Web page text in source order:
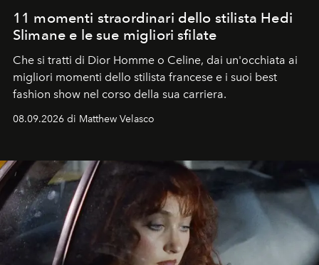
11 momenti straordinari dello stilista Hedi
Slimane e le sue migliori sfilate
Che si tratti di Dior Homme o Celine, dai un'occhiata ai
migliori momenti dello stilista francese e i suoi best
fashion show nel corso della sua carriera.
08.09.2026 di Matthew Velasco